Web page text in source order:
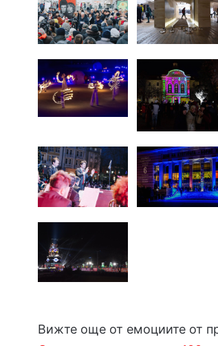
Вижте още от емоциите от